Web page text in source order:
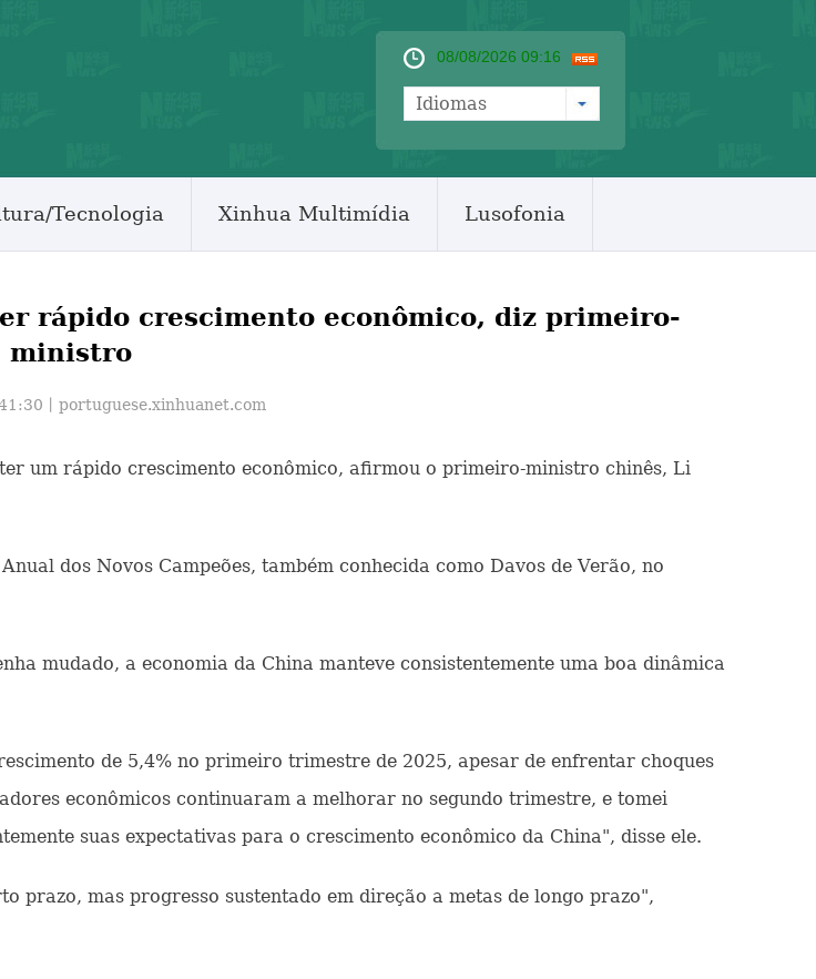
08/08/2026 09:16
Idiomas
Tecnologia Xinhua Multimídia Lusofonia
rápido crescimento econômico, diz primeiro-
ministro
丨 portuguese.xinhuanet.com
um rápido crescimento econômico, afirmou o primeiro-ministro chinês, Li
dos Novos Campeões, também conhecida como Davos de Verão, no
mudado, a economia da China manteve consistentemente uma boa dinâmica
de 5,4% no primeiro trimestre de 2025, apesar de enfrentar choques
econômicos continuaram a melhorar no segundo trimestre, e tomei
suas expectativas para o crescimento econômico da China", disse ele.
prazo, mas progresso sustentado em direção a metas de longo prazo",